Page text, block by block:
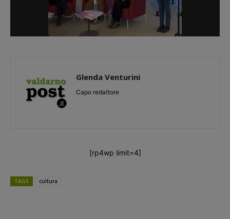
Glenda Venturini
Capo redattore
[rp4wp limit=4]
TAGS cultura